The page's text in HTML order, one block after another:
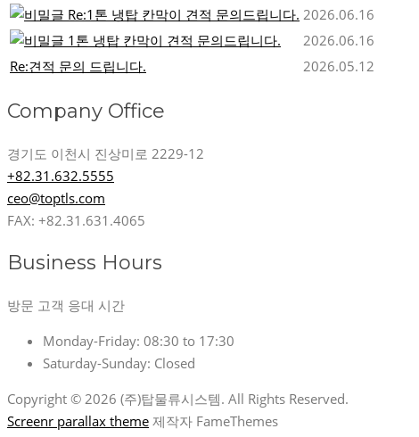
Re:1톤 냉탑 칸막이 견적 문의드립니다. 2026.06.16
1톤 냉탑 칸막이 견적 문의드립니다.
2026.06.16
Re:견적 문의 드립니다.
2026.05.12
Company Office
경기도 이천시 진상미로 2229-12
+82.31.632.5555
ceo@toptls.com
FAX: +82.31.631.4065
Business Hours
방문 고객 응대 시간
Monday-Friday: 08:30 to 17:30
Saturday-Sunday: Closed
Copyright © 2026 (주)탑물류시스템. All Rights Reserved.
Screenr parallax theme 제작자 FameThemes